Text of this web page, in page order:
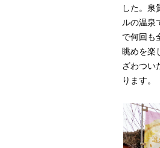
した。泉
ルの温泉
で何回も
眺めを楽
ざわつい
ります。